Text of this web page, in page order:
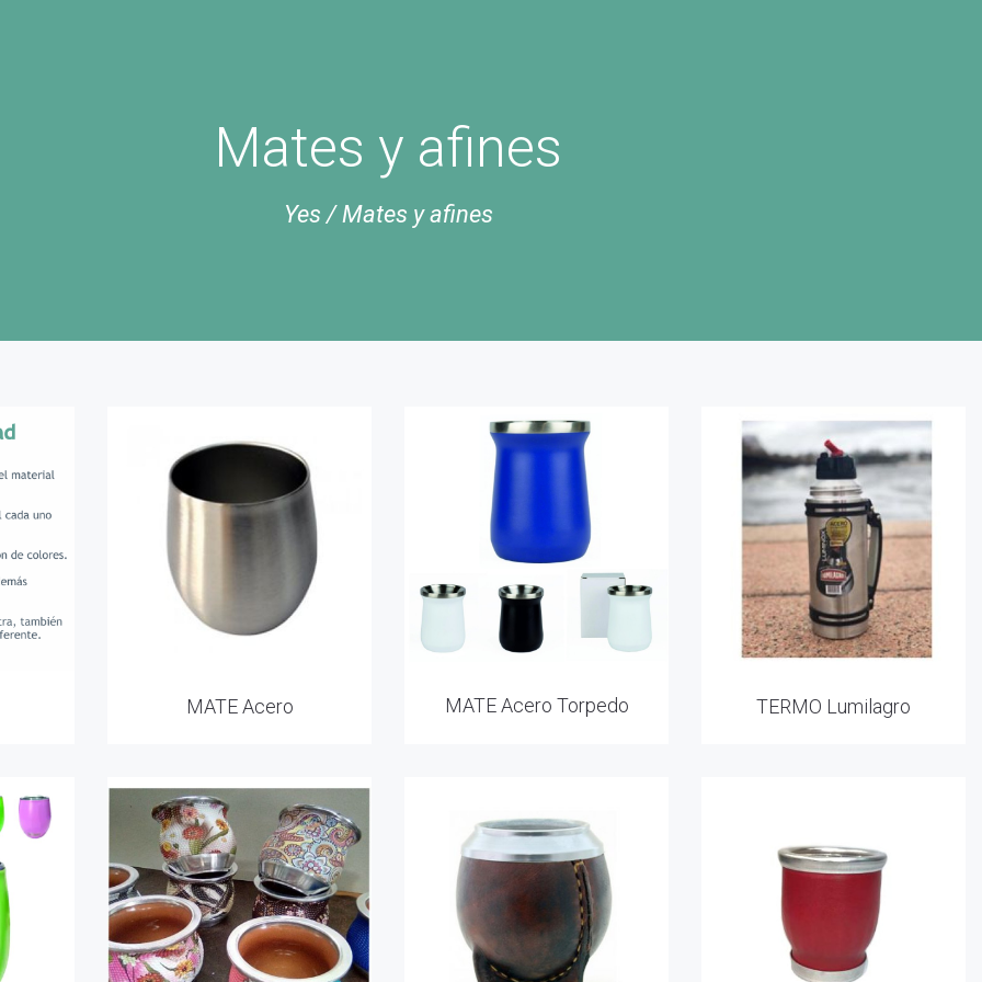
Mates y afines
Yes /Mates y afines
MATE Acero MATE Acero Torpedo TERMO Lumilagro